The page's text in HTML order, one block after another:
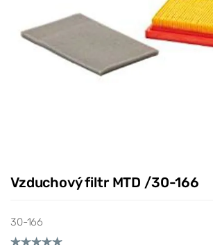
Vzduchový filtr MTD /30-166
30-166